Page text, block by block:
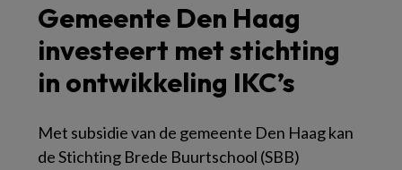
Gemeente Den Haag
investeert met stichting
in ontwikkeling IKC’s
Met subsidie van de gemeente Den Haag kan
de Stichting Brede Buurtschool (SBB)